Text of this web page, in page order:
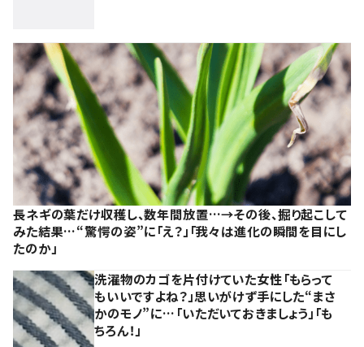
長ネギの葉だけ収穫し、数年間放置…→その後、掘り起こして
みた結果…“驚愕の姿”に「え？」「我々は進化の瞬間を目にし
たのか」
洗濯物のカゴを片付けていた女性「もらって
もいいですよね？」思いがけず手にした“まさ
かのモノ”に…「いただいておきましょう」「も
ちろん！」